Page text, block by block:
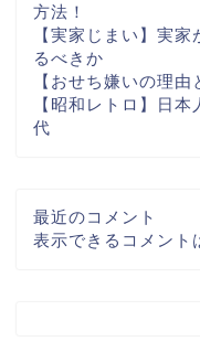
方法！
【実家じまい】実
るべきか
【おせち嫌いの理
【昭和レトロ】日
代
最近のコメント
表示できるコメント